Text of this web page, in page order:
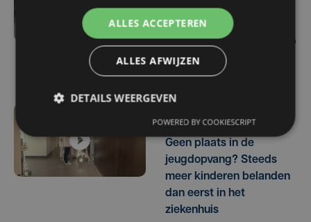
Gestolen BMW van
Ieperling duikt na oproep
op sociale media weer op
in Frankrijk
5 uur geleden
Geen plaats in de
jeugdopvang? Steeds
meer kinderen belanden
dan eerst in het
ziekenhuis
ALLES ACCEPTEREN
ALLES AFWIJZEN
DETAILS WEERGEVEN
POWERED BY COOKIESCRIPT